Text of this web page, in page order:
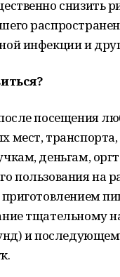
снизить
инфекции и
посещения
мест,
деньгам,
пользования на
тщательному
и